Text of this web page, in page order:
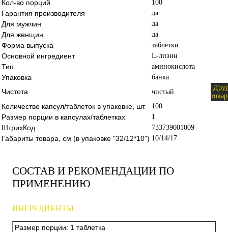
Кол-во порций 100
Гарантия производителя да
Для мужчин да
Для женщин да
Форма выпуска таблетки
Основной ингредиент L-лизин
Тип аминокислота
Упаковка банка
Чистота чистый
Количество капсул/таблеток в упаковке, шт. 100
Размер порции в капсулах/таблетках 1
ШтрихКод 733739001009
Габариты товара, см (в упаковке "32/12*10") 10/14/17
СОСТАВ И РЕКОМЕНДАЦИИ ПО
ПРИМЕНЕНИЮ
ИНГРЕДИЕНТЫ
Размер порции: 1 таблетка